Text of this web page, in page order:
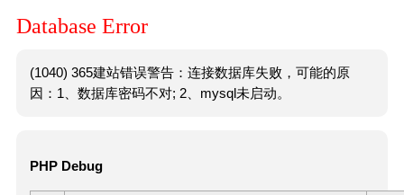
Database Error
(1040) 365建站错误警告：连接数据库失败，可能的原
因：1、数据库密码不对; 2、mysql未启动。
PHP Debug